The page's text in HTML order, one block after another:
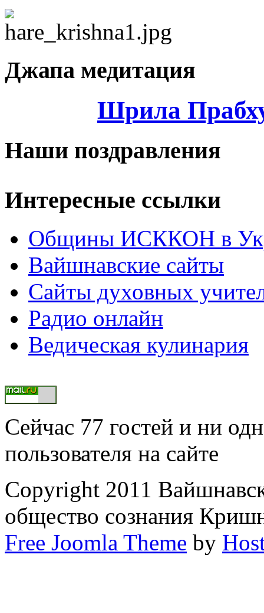
Джапа медитация
Шрила
Наши поздравления
Интересные ссылки
Общины ИСККОН в
Вайшнавские сайты
Сайты духовных
Радио онлайн
Ведическая кулинария
Сейчас 77 гостей и ни
пользователя на сайте
Copyright 2011
общество сознания
Free Joomla Theme by